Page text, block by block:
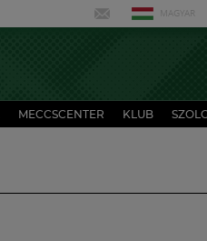
MAGYAR
MECCSCENTER KLUB